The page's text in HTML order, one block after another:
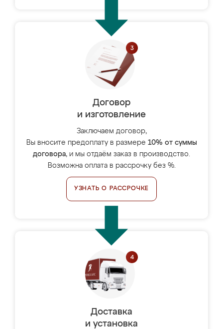
Договор
и изготовление
Заключаем договор,
Вы вносите предоплату в размере 10% от суммы
договора, и мы отдаём заказ в производство.
Возможна оплата в рассрочку без %.
УЗНАТЬ О РАССРОЧКЕ
Доставка
и установка